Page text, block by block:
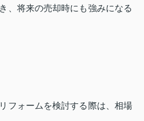
、将来の売却時にも強みになる
フォームを検討する際は、相場